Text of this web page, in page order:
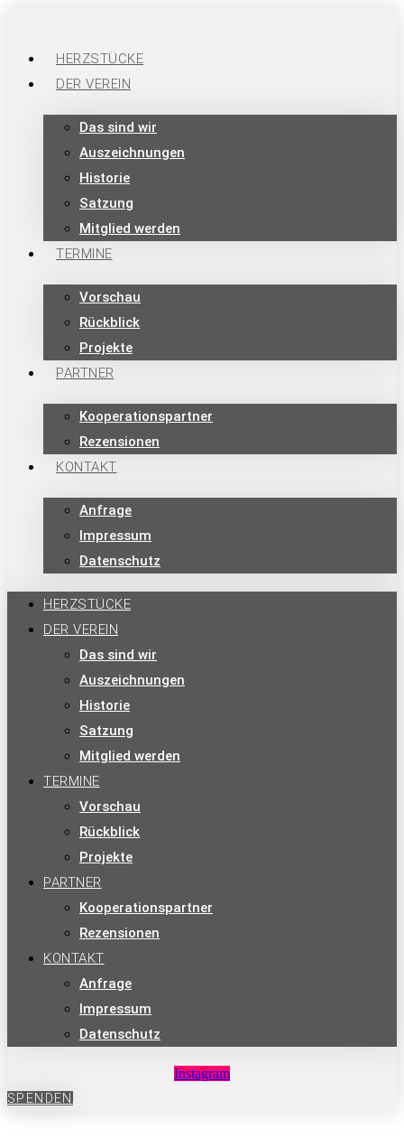
HERZSTÜCKE
DER VEREIN
Das sind wir
Auszeichnungen
Historie
Satzung
Mitglied werden
TERMINE
Vorschau
Rückblick
Projekte
PARTNER
Kooperationspartner
Rezensionen
KONTAKT
Anfrage
Impressum
Datenschutz
HERZSTÜCKE
DER VEREIN
Das sind wir
Auszeichnungen
Historie
Satzung
Mitglied werden
TERMINE
Vorschau
Rückblick
Projekte
PARTNER
Kooperationspartner
Rezensionen
KONTAKT
Anfrage
Impressum
Datenschutz
Instagram
SPENDEN